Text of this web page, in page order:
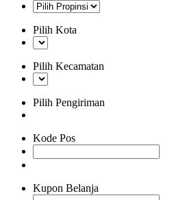
Pilih Kota
Pilih Kecamatan
Pilih Pengiriman
Kode Pos
Kupon Belanja